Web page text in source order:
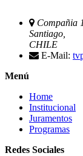
Compañia
Santiago,
CHILE
E-Mail:
Menú
Home
Institucional
Juramentos
Programas
Redes Sociales